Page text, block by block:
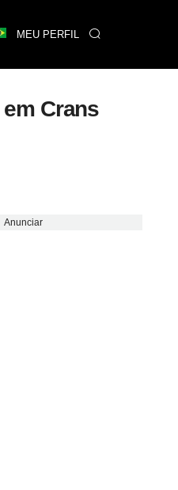
MEU PERFIL
Crans
Anunciar